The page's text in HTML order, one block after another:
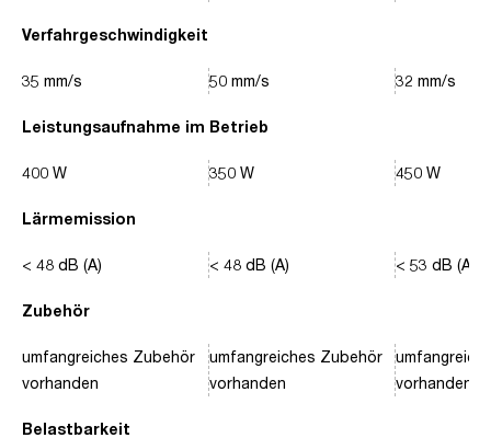
Verfahrgeschwindigkeit
Leistungsaufnahme im Betrieb
Lärmemission
Zubehör
Belastbarkeit
35 mm/s
400 W
< 48 dB (A)
umfangreiches Zubehör
vorhanden
50 mm/s
350 W
< 48 dB (A)
umfangreiches Zubehör
vorhanden
32 mm/s
450 W
< 53 dB (A)
vorhanden